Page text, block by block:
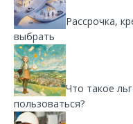
Рассрочка,
выбрать
Что такое
пользоваться?